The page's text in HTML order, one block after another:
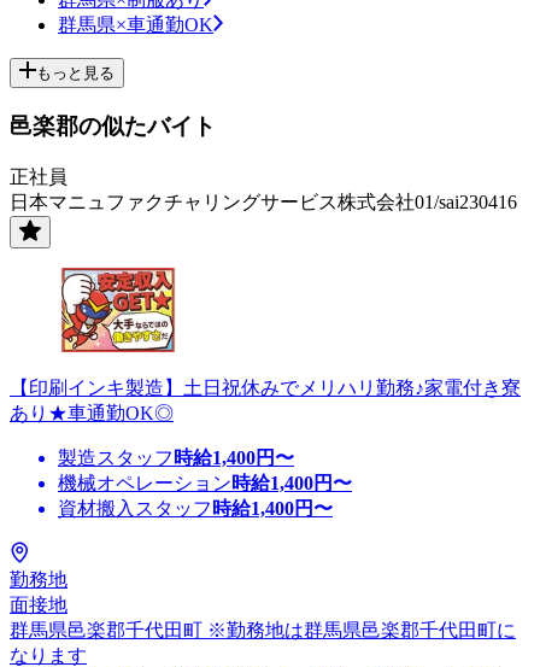
群馬県×車通勤OK
もっと見る
邑楽郡の似たバイト
正社員
日本マニュファクチャリングサービス株式会社01/sai230416
【印刷インキ製造】土日祝休みでメリハリ勤務♪家電付き寮
あり★車通勤OK◎
製造スタッフ 時給1,400円〜
機械オペレーション時給1,400円〜
資材搬入スタッフ 時給1,400円〜
勤務地
面接地
群馬県邑楽郡千代田町 ※勤務地は群馬県邑楽郡千代田町に
なります